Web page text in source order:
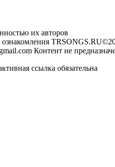
их авторов
Контент не
ссылка обязательна